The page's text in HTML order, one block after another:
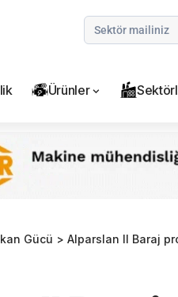
Ürünler
Gücü > Alparslan II Baraj